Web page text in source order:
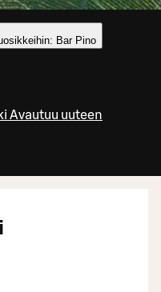
Bar Pino
Avautuu uuteen